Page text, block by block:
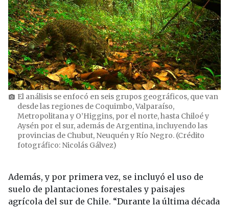
photo_camera El análisis se enfocó en seis grupos geográficos, que van
desde las regiones de Coquimbo, Valparaíso,
Metropolitana y O’Higgins, por el norte, hasta Chiloé y
Aysén por el sur, además de Argentina, incluyendo las
provincias de Chubut, Neuquén y Río Negro. (Crédito
fotográfico: Nicolás Gálvez)
Además, y por primera vez, se incluyó el uso de
suelo de plantaciones forestales y paisajes
agrícola del sur de Chile. “Durante la última década